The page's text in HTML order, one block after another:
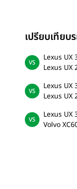
เปรียบเทีย
Lexus UX
Lexus UX
Lexus UX
Lexus UX
Lexus UX
Volvo